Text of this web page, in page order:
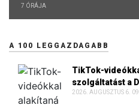
7 ÓRÁJA
A 100 LEGGAZDAGABB
TikTok-
szolgáltatást a
2026. AUGUSZTUS 6.